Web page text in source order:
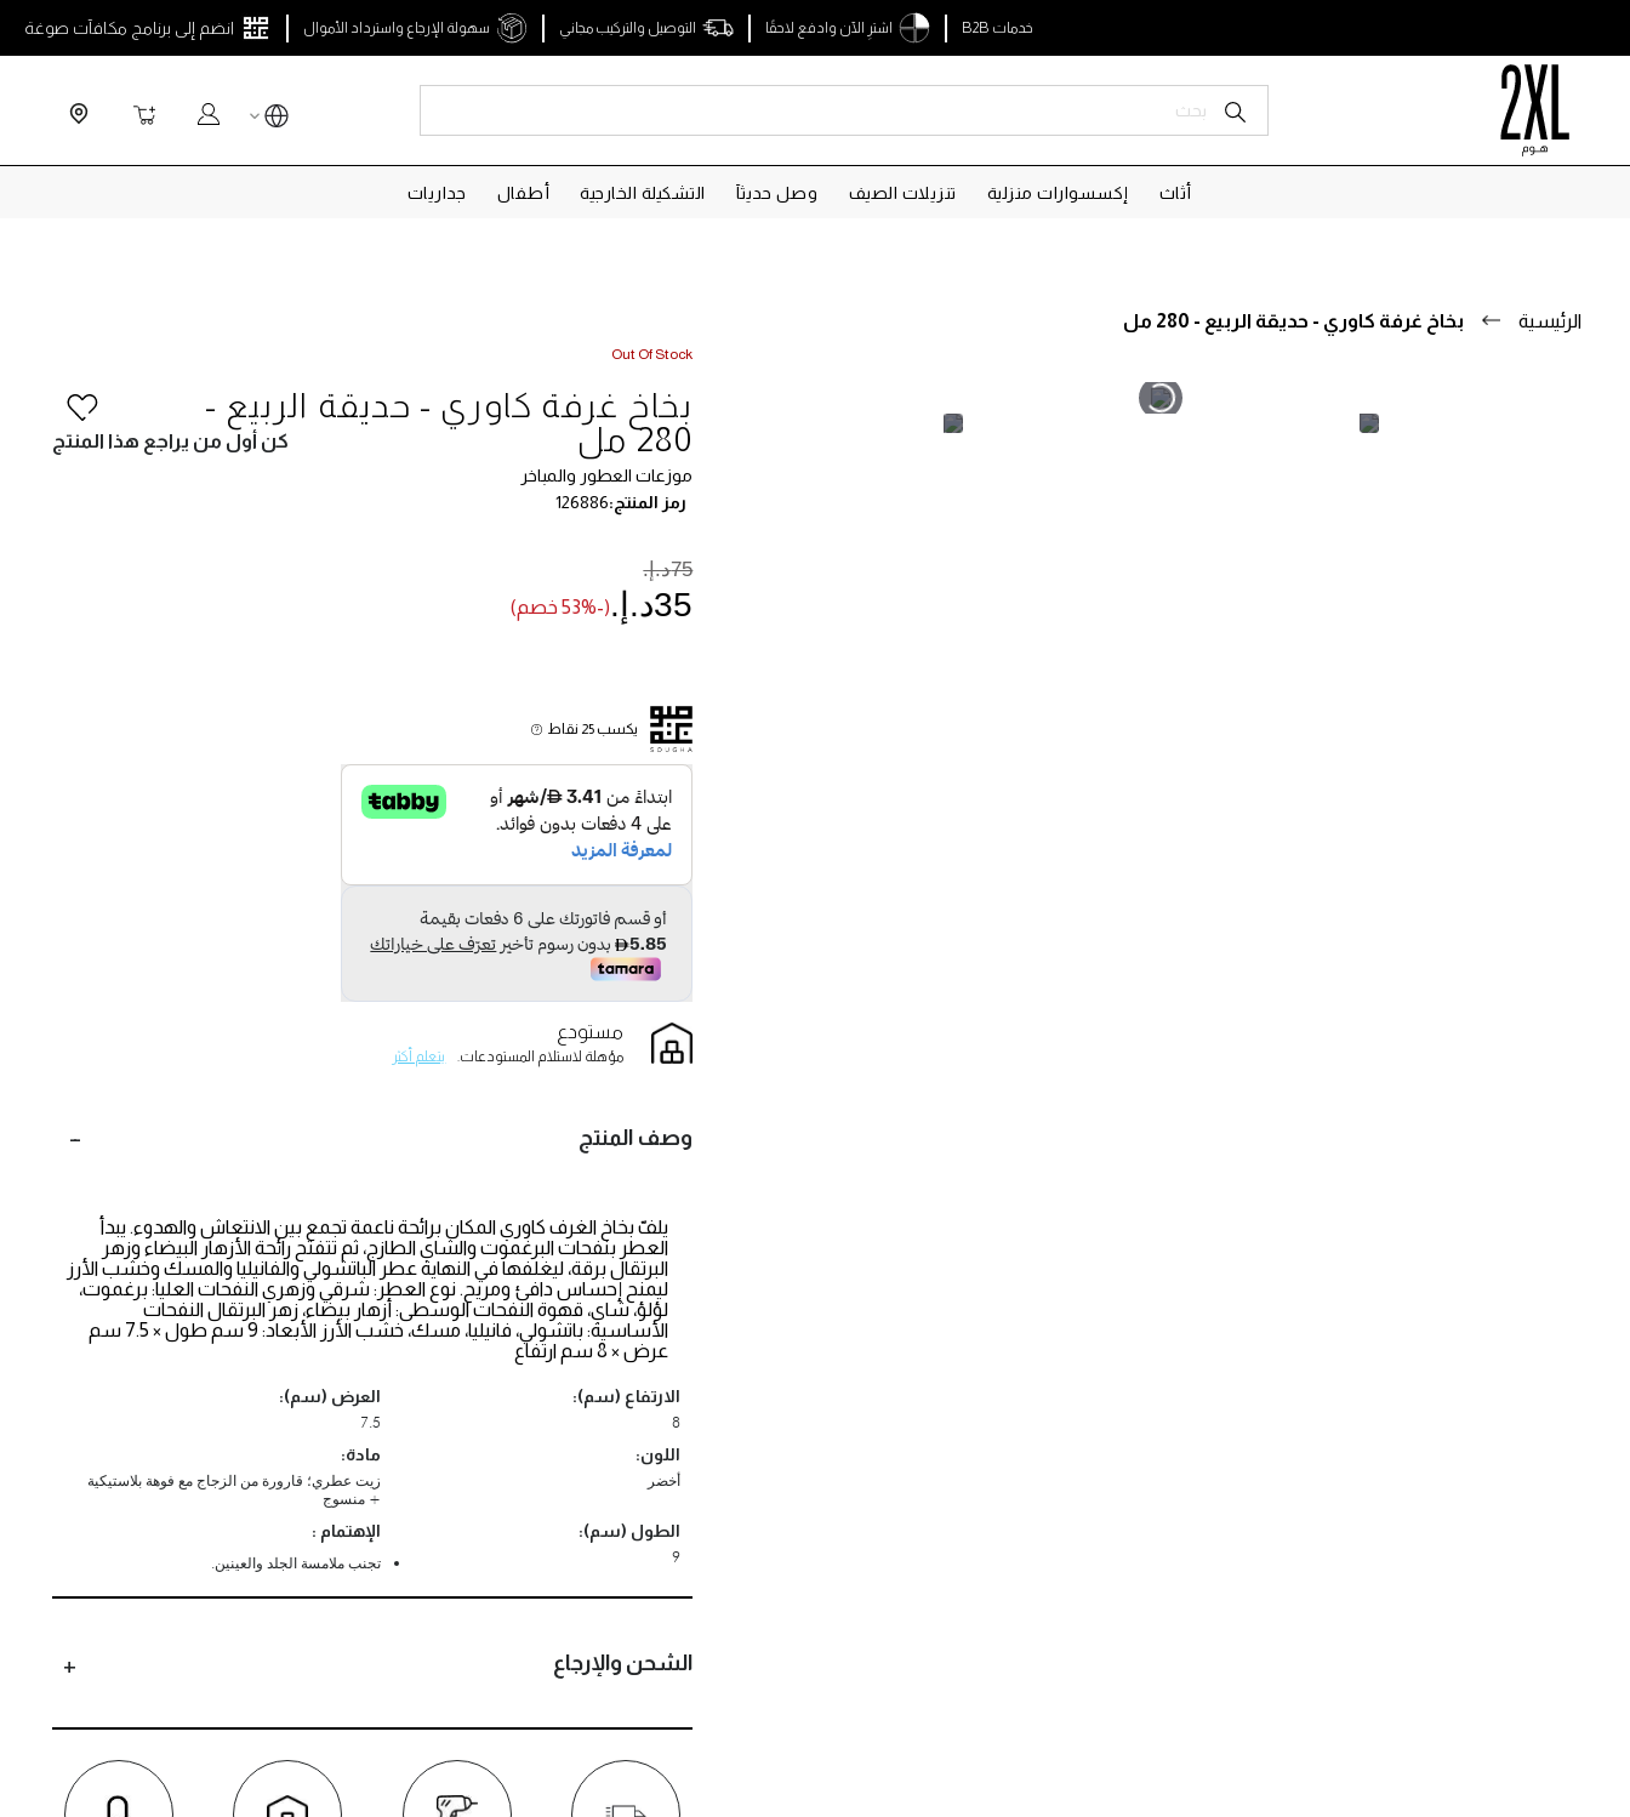
خدمات B2B اشترِ الآن وادفع لاحقًا التوصيل والتركيب مجاني سهولة الإرجاع واسترداد الأموال انضم إلى برنامج مكافآت صوغة
سلة التسوق
أثاث إكسسوارات منزلية تنزيلات الصيف وصل حديثآ التشكيلة الخارجية أطفال جداريات
الرئيسية بخاخ غرفة كاوري - حديقة الربيع - 280 مل
Out Of Stock
بخاخ غرفة كاوري - حديقة الربيع -
280 مل
موزعات العطور والمباخر
كن أول من يراجع هذا المنتج
رمز المنتج 126886
35د.إ.‏ (-53% خصم)
75د.إ.‏
يكسب 25 نقاط
مستودع
مؤهلة لاستلام المستودعات. يتعلم أكثر
وصف المنتج
يلفّ بخاخ الغرف كاوري المكان برائحة ناعمة تجمع بين الانتعاش والهدوء. يبدأ
العطر بنفحات البرغموت والشاي الطازج، ثم تتفتح رائحة الأزهار البيضاء وزهر
البرتقال برقة، ليغلفها في النهاية عطر الباتشولي والفانيليا والمسك وخشب الأرز
ليمنح إحساس دافئ ومريح. نوع العطر: شرقي وزهري النفحات العليا: برغموت،
لؤلؤ، شاي، قهوة النفحات الوسطى: أزهار بيضاء، زهر البرتقال النفحات
الأساسية: باتشولي، فانيليا، مسك، خشب الأرز الأبعاد: 9 سم طول × 7.5 سم
عرض × 8 سم ارتفاع
الارتفاع (سم):
8
العرض (سم):
7.5
اللون:
أخضر
مادة:
زيت عطري؛ قارورة من الزجاج مع فوهة بلاستيكية
+ منسوج
الطول (سم):
9
الإهتمام :
تجنب ملامسة الجلد والعينين.
الشحن والإرجاع